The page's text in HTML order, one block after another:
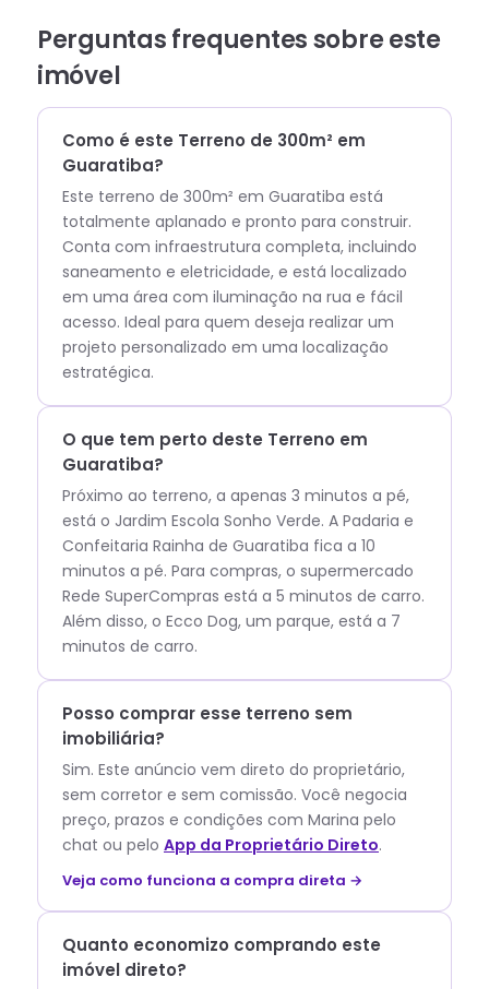
Perguntas frequentes sobre este
imóvel
Como é este Terreno de 300m² em
Guaratiba?
Este terreno de 300m² em Guaratiba está
totalmente aplanado e pronto para construir.
Conta com infraestrutura completa, incluindo
saneamento e eletricidade, e está localizado
em uma área com iluminação na rua e fácil
acesso. Ideal para quem deseja realizar um
projeto personalizado em uma localização
estratégica.
O que tem perto deste Terreno em
Guaratiba?
Próximo ao terreno, a apenas 3 minutos a pé,
está o Jardim Escola Sonho Verde. A Padaria e
Confeitaria Rainha de Guaratiba fica a 10
minutos a pé. Para compras, o supermercado
Rede SuperCompras está a 5 minutos de carro.
Além disso, o Ecco Dog, um parque, está a 7
minutos de carro.
Posso comprar esse terreno sem
imobiliária?
Sim. Este anúncio vem direto do proprietário,
sem corretor e sem comissão. Você negocia
preço, prazos e condições com Marina pelo
chat ou pelo App da Proprietário Direto.
Veja como funciona a compra direta →
Quanto economizo comprando este
imóvel direto?